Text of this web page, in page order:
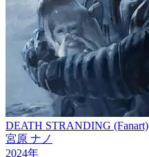
DEATH STRANDING (Fanart)
宮原 ナノ
2024年